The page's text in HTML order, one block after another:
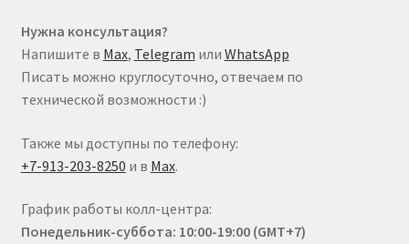
Нужна консультация?
Напишите в Max, Telegram или WhatsApp
Писать можно круглосуточно, отвечаем по
технической возможности :)
Также мы доступны по телефону:
+7-913-203-8250 и в Max.
График работы колл-центра:
Понедельник-суббота: 10:00-19:00 (GMT+7)